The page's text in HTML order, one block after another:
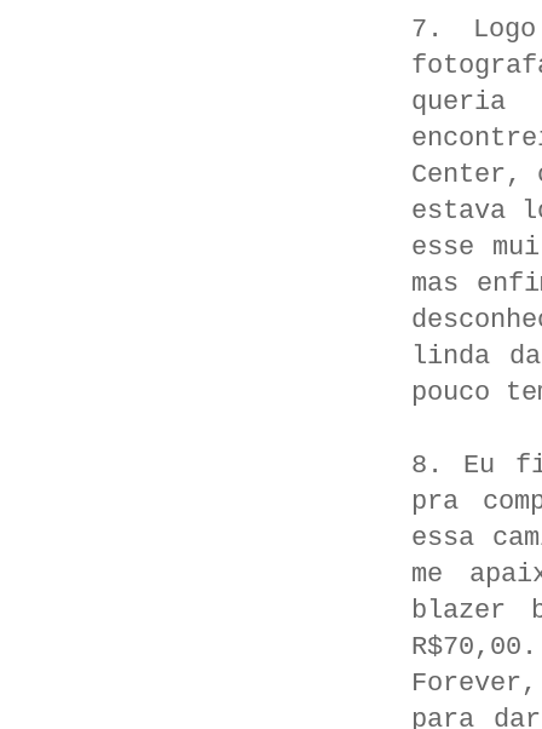
7.
queria
Center,
estava
esse
mas
linda
pouco
8. Eu
pra
essa
me
blazer
para